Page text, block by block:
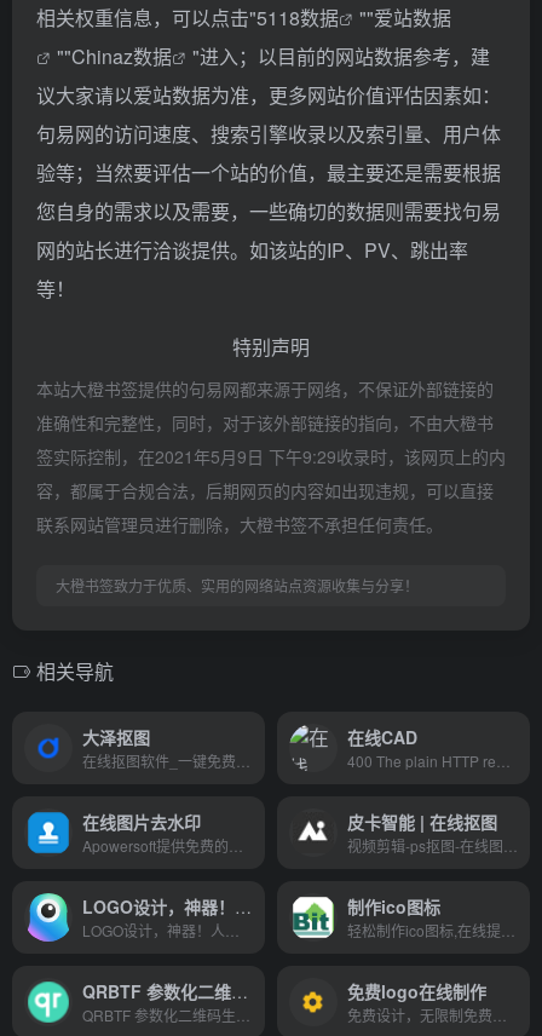
相关权重信息，可以点击"5118数据 ""爱站数据
""Chinaz数据
"进入；以目前的网站数据参考，建
议大家请以爱站数据为准，更多网站价值评估因素如：
句易网的访问速度、搜索引擎收录以及索引量、用户体
验等；当然要评估一个站的价值，最主要还是需要根据
您自身的需求以及需要，一些确切的数据则需要找句易
网的站长进行洽谈提供。如该站的IP、PV、跳出率
等！
特别声明
本站大橙书签提供的句易网都来源于网络，不保证外部链接的
准确性和完整性，同时，对于该外部链接的指向，不由大橙书
签实际控制，在2021年5月9日 下午9:29收录时，该网页上的内
容，都属于合规合法，后期网页的内容如出现违规，可以直接
联系网站管理员进行删除，大橙书签不承担任何责任。
大橙书签致力于优质、实用的网络站点资源收集与分享！
相关导航
大泽抠图 在线CAD
在线图片去水印 皮卡智能 | 在线抠图
LOGO设计，神器！人工智能在线设计LOGO，生成企业名片，打造专业品牌！ 制作ico图标
QRBTF 参数化二维码生成器 免费logo在线制作